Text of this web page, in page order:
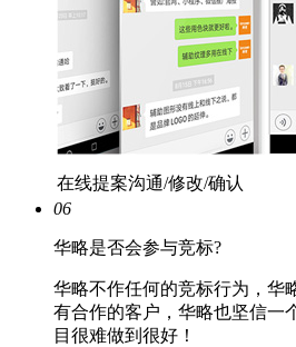
在线提案沟通/修改/确认
06
华略是否会参与竞标?
华略不作任何的竞标行为，华
有合作的客户，华略也坚信一
目很难做到很好！